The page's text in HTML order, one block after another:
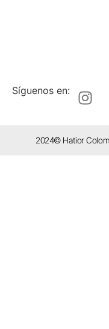
Síguenos en:
2024© Hatior